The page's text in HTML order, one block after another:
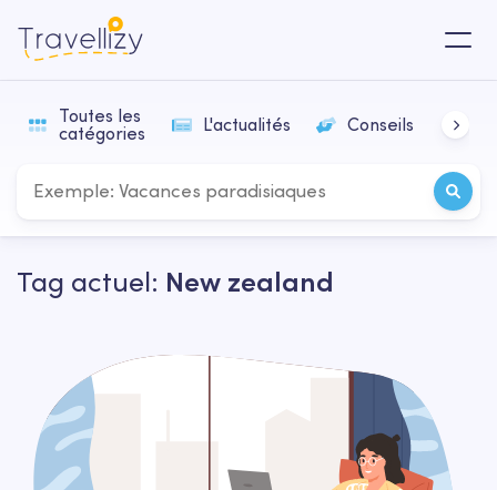
Toutes les
catégories
L'actualités Conseils
Tag actuel: New zealand